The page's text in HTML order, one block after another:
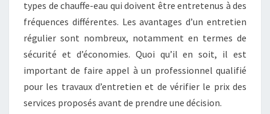
types de chauffe-eau qui doivent être entretenus à des
fréquences différentes. Les avantages d’un entretien
régulier sont nombreux, notamment en termes de
sécurité et d’économies. Quoi qu’il en soit, il est
important de faire appel à un professionnel qualifié
pour les travaux d’entretien et de vérifier le prix des
services proposés avant de prendre une décision.